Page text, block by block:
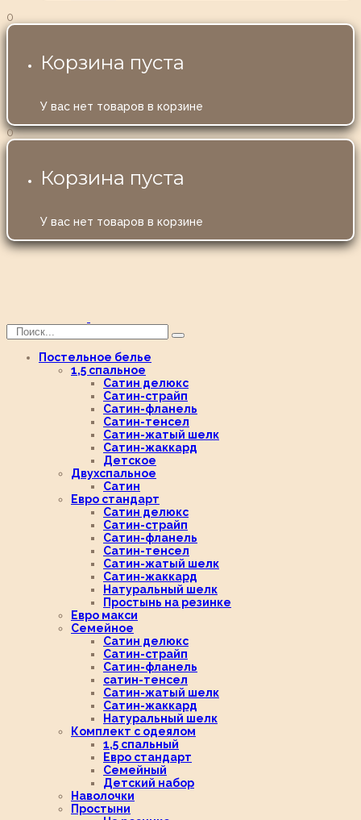
0
Корзина пуста
У вас нет товаров в корзине
0
Корзина пуста
У вас нет товаров в корзине
Постельное белье
1,5 спальное
Сатин делюкс
Сатин-страйп
Сатин-фланель
Сатин-тенсел
Сатин-жатый шелк
Сатин-жаккард
Детское
Двухспальное
Сатин
Евро стандарт
Сатин делюкс
Сатин-страйп
Сатин-фланель
Сатин-тенсел
Сатин-жатый шелк
Сатин-жаккард
Натуральный шелк
Простынь на резинке
Евро макси
Семейное
Сатин делюкс
Сатин-страйп
Сатин-фланель
сатин-тенсел
Сатин-жатый шелк
Сатин-жаккард
Натуральный шелк
Комплект с одеялом
1,5 спальный
Евро стандарт
Семейный
Детский набор
Наволочки
Простыни